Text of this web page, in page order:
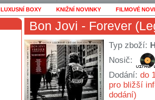
LUXUSNÍ BOXY KNIŽNÍ NOVINKY FILMOVÉ
Bon Jovi - Forever
Typ zboží:
Nosič:
Dodání: do
pro bližší
dodání)